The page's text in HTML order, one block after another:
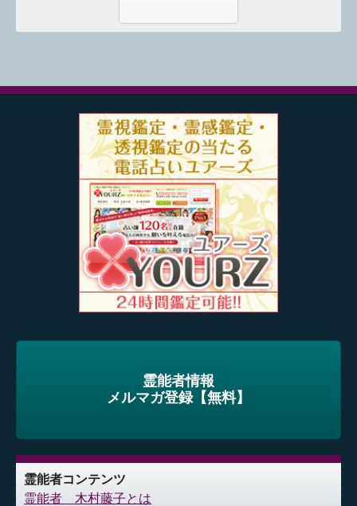
霊能者情報
メルマガ登録【無料】
霊能者コンテンツ
霊能者 木村藤子とは